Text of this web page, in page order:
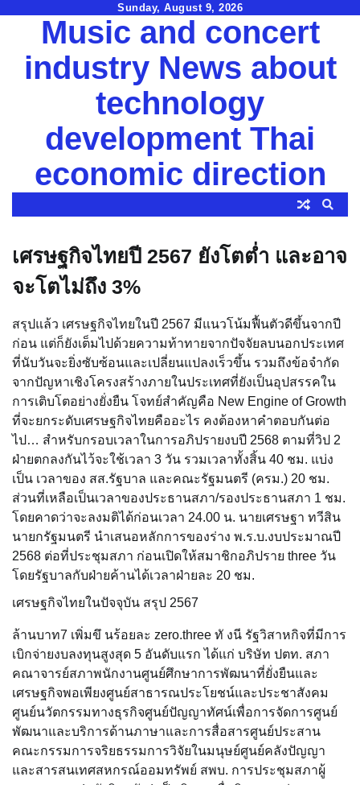
Sunday, August 9, 2026
Music and concert
industry News about
technology
development Thai
economic direction
เศรษฐกิจไทยปี 2567 ยังโตต่ำ และอาจ
จะโตไม่ถึง 3%
สรุปแล้ว เศรษฐกิจไทยในปี 2567 มีแนวโน้มฟื้นตัวดีขึ้นจากปี
ก่อน แต่ก็ยังเต็มไปด้วยความท้าทายจากปัจจัยลบนอกประเทศ
ที่นับวันจะยิ่งซับซ้อนและเปลี่ยนแปลงเร็วขึ้น รวมถึงข้อจำกัด
จากปัญหาเชิงโครงสร้างภายในประเทศที่ยังเป็นอุปสรรคใน
การเติบโตอย่างยั่งยืน โจทย์สำคัญคือ New Engine of Growth
ที่จะยกระดับเศรษฐกิจไทยคืออะไร คงต้องหาคำตอบกันต่อ
ไป… สำหรับกรอบเวลาในการอภิปรายงบปี 2568 ตามที่วิป 2
ฝ่ายตกลงกันไว้จะใช้เวลา 3 วัน รวมเวลาทั้งสิ้น 40 ชม. แบ่ง
เป็น เวลาของ สส.รัฐบาล และคณะรัฐมนตรี (ครม.) 20 ชม.
ส่วนที่เหลือเป็นเวลาของประธานสภา/รองประธานสภา 1 ชม.
โดยคาดว่าจะลงมติได้ก่อนเวลา 24.00 น. นายเศรษฐา ทวีสิน
นายกรัฐมนตรี นำเสนอหลักการของร่าง พ.ร.บ.งบประมาณปี
2568 ต่อที่ประชุมสภา ก่อนเปิดให้สมาชิกอภิปราย three วัน
โดยรัฐบาลกับฝ่ายค้านได้เวลาฝ่ายละ 20 ชม.
เศรษฐกิจไทยในปัจจุบัน สรุป 2567
ล้านบาท7 เพิ่มขึ นร้อยละ zero.three ทั งนี รัฐวิสาหกิจที่มีการ
เบิกจ่ายงบลงทุนสูงสุด 5 อันดับแรก ได้แก่ บริษัท ปตท. สภา
คณาจารย์สภาพนักงานศูนย์ศึกษาการพัฒนาที่ยั่งยืนและ
เศรษฐกิจพอเพียงศูนย์สาธารณประโยชน์และประชาสังคม
ศูนย์นวัตกรรมทางธุรกิจศูนย์ปัญญาทัศน์เพื่อการจัดการศูนย์
พัฒนาและบริการด้านภาษาและการสื่อสารศูนย์ประสาน
คณะกรรมการจริยธรรมการวิจัยในมนุษย์ศูนย์คลังปัญญา
และสารสนเทศสหกรณ์ออมทรัพย์ สพบ. การประชุมสภาผู้